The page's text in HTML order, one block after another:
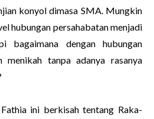
konyol dimasa SMA. Mungkin
hubungan persahabatan menjadi
bagaimana dengan hubungan
menikah tanpa adanya rasanya
ini berkisah tentang Raka-